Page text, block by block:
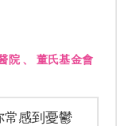
院 、 董氏基金會
常感到憂鬱